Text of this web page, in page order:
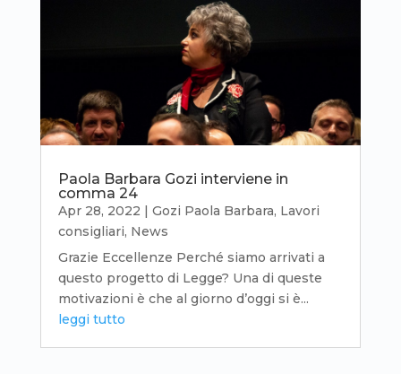
Paola Barbara Gozi interviene in
comma 24
Apr 28, 2022 | Gozi Paola Barbara, Lavori
consigliari, News
Grazie Eccellenze Perché siamo arrivati a
questo progetto di Legge? Una di queste
motivazioni è che al giorno d’oggi si è...
leggi tutto